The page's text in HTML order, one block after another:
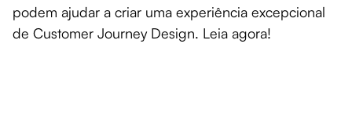
podem ajudar a criar uma experiência excepcional
de Customer Journey Design. Leia agora!